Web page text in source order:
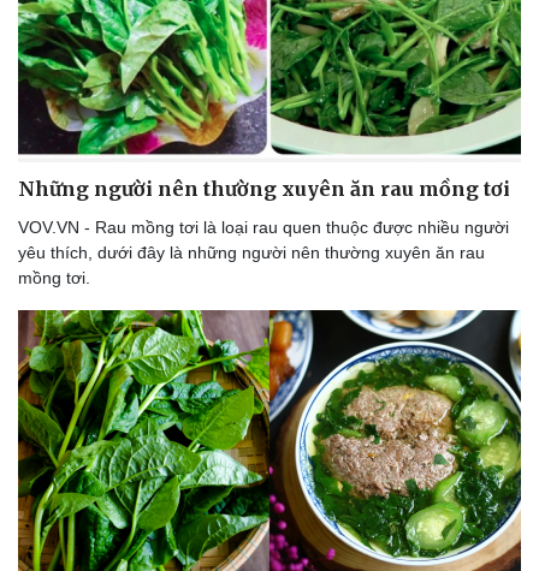
Những người nên thường xuyên ăn rau mồng tơi
VOV.VN - Rau mồng tơi là loại rau quen thuộc được nhiều người
yêu thích, dưới đây là những người nên thường xuyên ăn rau
mồng tơi.